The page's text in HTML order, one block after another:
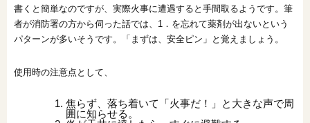
書くと簡単なのですが、実際火事に遭遇すると手間取るようです。筆
者が消防署の方から伺った話では、1．を忘れて薬剤が出ないという
パターンが多いそうです。「まずは、安全ピン」と覚えましょう。
使用時の注意点として、
焦らず、落ち着いて「火事だ！」と大きな声で周
囲に知らせる。